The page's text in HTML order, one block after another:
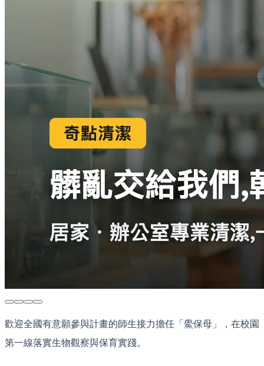
歡迎全國有意願參與計畫的師生接力擔任「鱟保母」，在校園
第一線落實生物觀察與保育實踐。